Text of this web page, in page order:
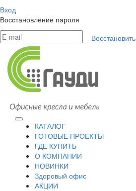
Вход
Восстановление пароля
Восстановить
КАТАЛОГ
ГОТОВЫЕ ПРОЕКТЫ
ГДЕ КУПИТЬ
О КОМПАНИИ
НОВИНКИ
Здоровый офис
АКЦИИ